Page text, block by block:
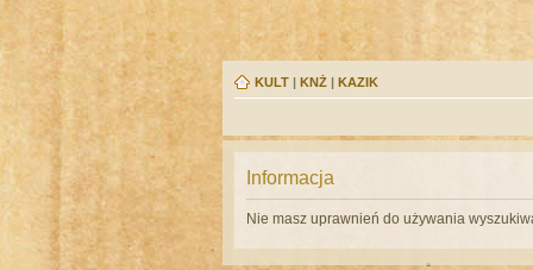
KULT | KNŻ | KAZIK
Informacja
Nie masz uprawnień do używania